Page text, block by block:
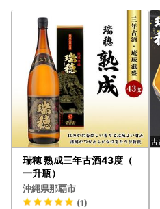
瑞穂 熟成三年古酒43度（
一升瓶）
沖縄県那覇市
(1)